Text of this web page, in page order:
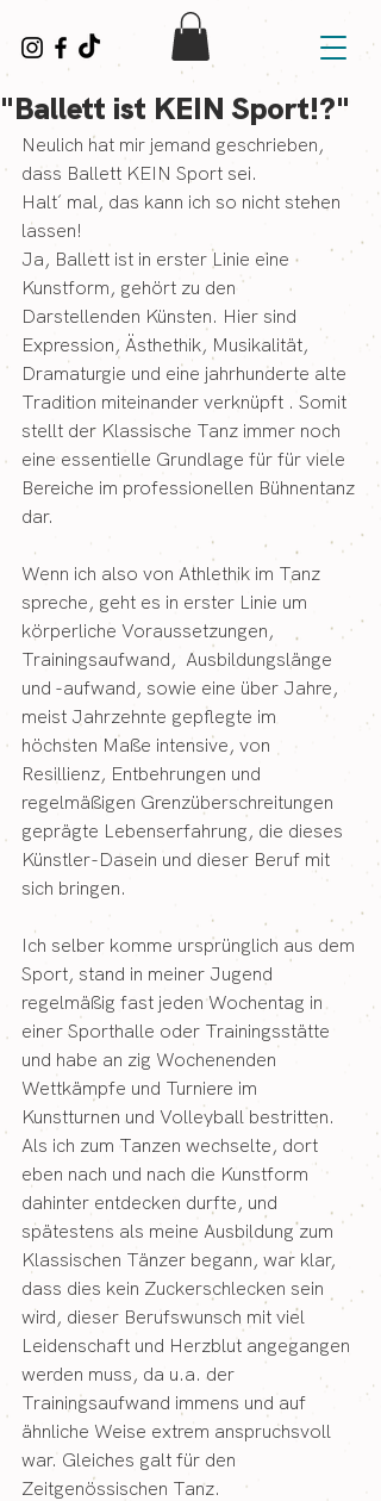
"Ballett ist KEIN Sport!?"
Neulich hat mir jemand geschrieben,
dass Ballett KEIN Sport sei.
Halt´ mal, das kann ich so nicht stehen
lassen!
Ja, Ballett ist in erster Linie eine
Kunstform, gehört zu den
Darstellenden Künsten. Hier sind
Expression, Ästhethik, Musikalität,
Dramaturgie und eine jahrhunderte alte
Tradition miteinander verknüpft . Somit
stellt der Klassische Tanz immer noch
eine essentielle Grundlage für für viele
Bereiche im professionellen Bühnentanz
dar.
Wenn ich also von Athlethik im Tanz
spreche, geht es in erster Linie um
körperliche Voraussetzungen,
Trainingsaufwand,  Ausbildungslänge
und -aufwand, sowie eine über Jahre,
meist Jahrzehnte gepflegte im
höchsten Maße intensive, von
Resillienz, Entbehrungen und
regelmäßigen Grenzüberschreitungen
geprägte Lebenserfahrung, die dieses
Künstler-Dasein und dieser Beruf mit
sich bringen.
Ich selber komme ursprünglich aus dem
Sport, stand in meiner Jugend
regelmäßig fast jeden Wochentag in
einer Sporthalle oder Trainingsstätte
und habe an zig Wochenenden
Wettkämpfe und Turniere im
Kunstturnen und Volleyball bestritten.
Als ich zum Tanzen wechselte, dort
eben nach und nach die Kunstform
dahinter entdecken durfte, und
spätestens als meine Ausbildung zum
Klassischen Tänzer begann, war klar,
dass dies kein Zuckerschlecken sein
wird, dieser Berufswunsch mit viel
Leidenschaft und Herzblut angegangen
werden muss, da u.a. der
Trainingsaufwand immens und auf
ähnliche Weise extrem anspruchsvoll
war. Gleiches galt für den
Zeitgenössischen Tanz.